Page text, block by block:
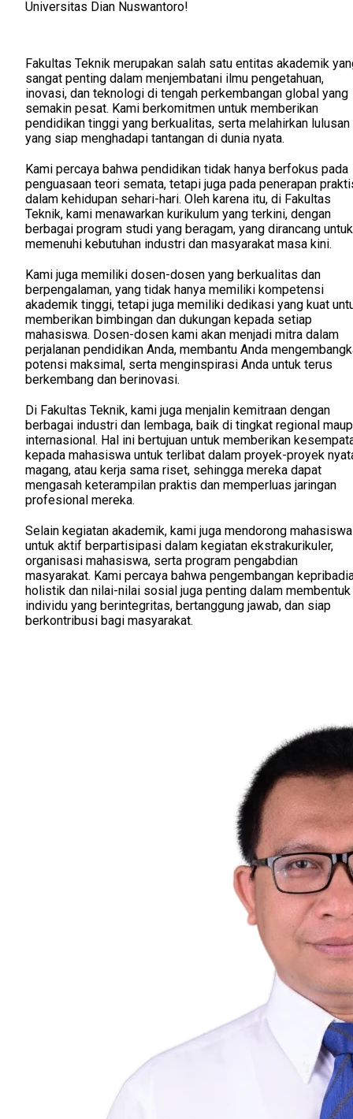
Universitas Dian Nuswantoro!
Fakultas Teknik merupakan salah satu entitas akademik
sangat penting dalam menjembatani ilmu pengetahuan,
inovasi, dan teknologi di tengah perkembangan global yang
semakin pesat. Kami berkomitmen untuk memberikan
pendidikan tinggi yang berkualitas, serta melahirkan lulusan
yang siap menghadapi tantangan di dunia nyata.
Kami percaya bahwa pendidikan tidak hanya berfokus pada
penguasaan teori semata, tetapi juga pada penerapan
dalam kehidupan sehari-hari. Oleh karena itu, di Fakultas
Teknik, kami menawarkan kurikulum yang terkini, dengan
berbagai program studi yang beragam, yang dirancang untuk
memenuhi kebutuhan industri dan masyarakat masa kini.
Kami juga memiliki dosen-dosen yang berkualitas dan
berpengalaman, yang tidak hanya memiliki kompetensi
akademik tinggi, tetapi juga memiliki dedikasi yang kuat
memberikan bimbingan dan dukungan kepada setiap
mahasiswa. Dosen-dosen kami akan menjadi mitra dalam
perjalanan pendidikan Anda, membantu Anda
potensi maksimal, serta menginspirasi Anda untuk terus
berkembang dan berinovasi.
Di Fakultas Teknik, kami juga menjalin kemitraan dengan
berbagai industri dan lembaga, baik di tingkat regional
internasional. Hal ini bertujuan untuk memberikan
kepada mahasiswa untuk terlibat dalam proyek-proyek
magang, atau kerja sama riset, sehingga mereka dapat
mengasah keterampilan praktis dan memperluas jaringan
profesional mereka.
Selain kegiatan akademik, kami juga mendorong mahasiswa
untuk aktif berpartisipasi dalam kegiatan ekstrakurikuler,
organisasi mahasiswa, serta program pengabdian
masyarakat. Kami percaya bahwa pengembangan
holistik dan nilai-nilai sosial juga penting dalam membentuk
individu yang berintegritas, bertanggung jawab, dan siap
berkontribusi bagi masyarakat.